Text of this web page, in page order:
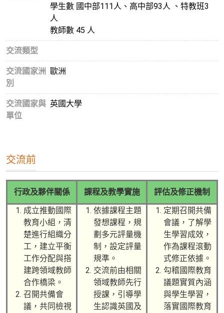
學生數 國中部111人、高中部93人 、特教班3
人
教師數 45 人
交流類型
交流國家洲
別
歐洲
交流國家與
單位
英國大學
交流前
行政及夥伴關係 課程及教學實施
評估及修正機制
成立推動國際
教育小組，清
楚進行組織分
工，建立平衡
工作分配與搭
建跨領域教師
合作橋梁。
召開共備會
議，共同檢視
依據課程主題
發想課程，規
劃多元評量機
制，設定評量
規準。
交流前由相關
領域教師先行
授課，引導學
生認識英國及
定期召開共備
會議，了解學
生學習成效，
作為課程滾動
式修正依據。
勾稽國際教育
議題實質內涵
與學生學習，
落實國際教育